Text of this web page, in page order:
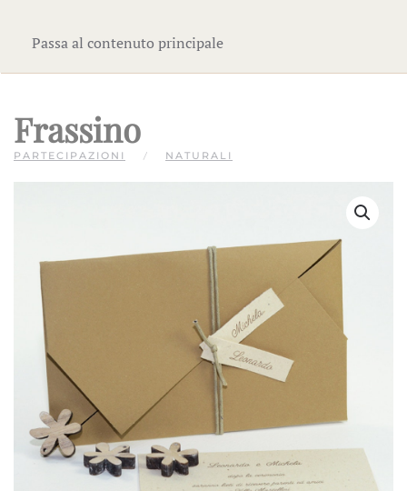
Passa al contenuto principale
Frassino
PARTECIPAZIONI NATURALI